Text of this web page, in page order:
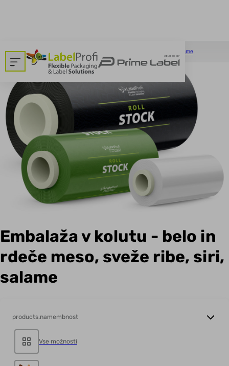
Dom Embalaža v kolutu - belo in rdeče meso, sveže ribe, siri, salame
Embalaža v kolutu - belo in
rdeče meso, sveže ribe, siri,
salame
products.namembnost
Vse možnosti